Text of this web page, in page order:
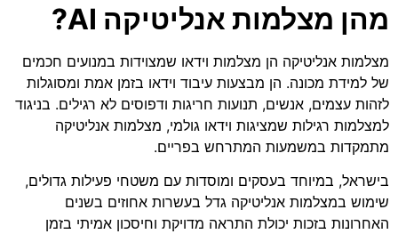
מהן מצלמות אנליטיקה AI?
מצלמות אנליטיקה הן מצלמות וידאו שמצוידות במנועים חכמים
של למידת מכונה. הן מבצעות עיבוד וידאו בזמן אמת ומסוגלות
לזהות עצמים, אנשים, תנועות חריגות ודפוסים לא רגילים. בניגוד
למצלמות רגילות שמציגות וידאו גולמי, מצלמות אנליטיקה
מתמקדות במשמעות המתרחש בפריים.
בישראל, במיוחד בעסקים ומוסדות עם משטחי פעילות גדולים,
שימוש במצלמות אנליטיקה גדל בעשרות אחוזים בשנים
האחרונות בזכות יכולת התראה מדויקת וחיסכון אמיתי בזמן